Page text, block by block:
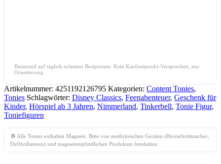
Basierend auf täglich erfassten Bestpreisen. Kein Kaufzeitpunkt-Versprechen, nur
Orientierung.
Artikelnummer: 4251192126795 Kategorien: Content Tonies,
Tonies Schlagwörter: Disney Classics, Feenabenteuer, Geschenk für
Kinder, Hörspiel ab 3 Jahren, Nimmerland, Tinkerbell, Tonie Figur,
Toniefiguren
🧲 Alle Tonies enthalten Magnete. Bitte von medizinischen Geräten (Herzschrittmacher,
Defibrillatoren) und magnetempfindlichen Produkten fernhalten.